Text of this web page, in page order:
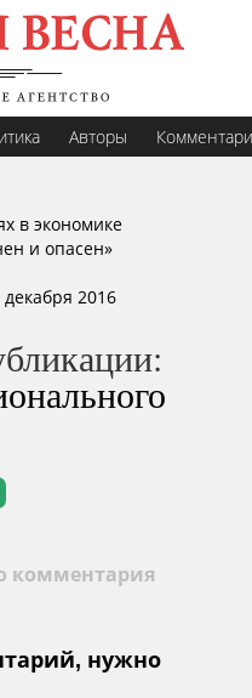
Авторы
в экономике
и опасен»
декабря 2016
комментария
нужно